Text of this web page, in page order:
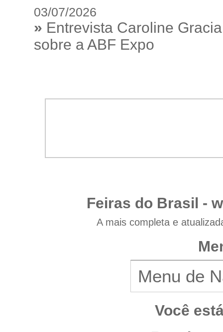
03/07/2026
» Entrevista Caroline
sobre a ABF Expo
Feiras do Brasil -
A mais completa e
Você